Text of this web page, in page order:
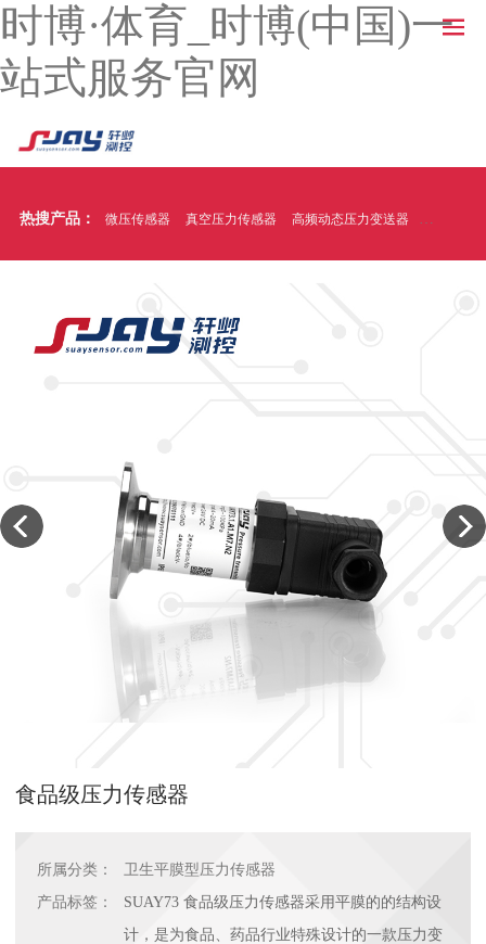
时博·体育_时博(中国)一
站式服务官网
热搜产品： 微压传感器 真空压力传感器 高频动态压力变送器 温压一体
食品级压力传感器
所属分类：
卫生平膜型压力传感器
产品标签：
SUAY73 食品级压力传感器采用平膜的的结构设
计，是为食品、药品行业特殊设计的一款压力变